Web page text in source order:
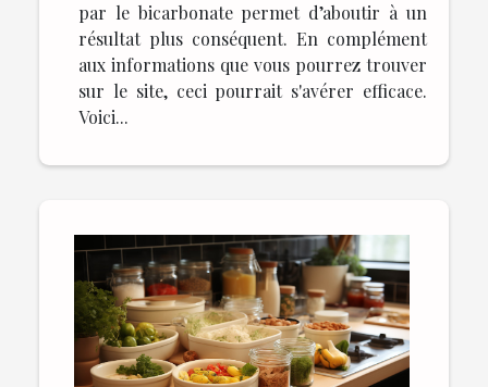
par le bicarbonate permet d’aboutir à un
résultat plus conséquent. En complément
aux informations que vous pourrez trouver
sur le site, ceci pourrait s'avérer efficace.
Voici...